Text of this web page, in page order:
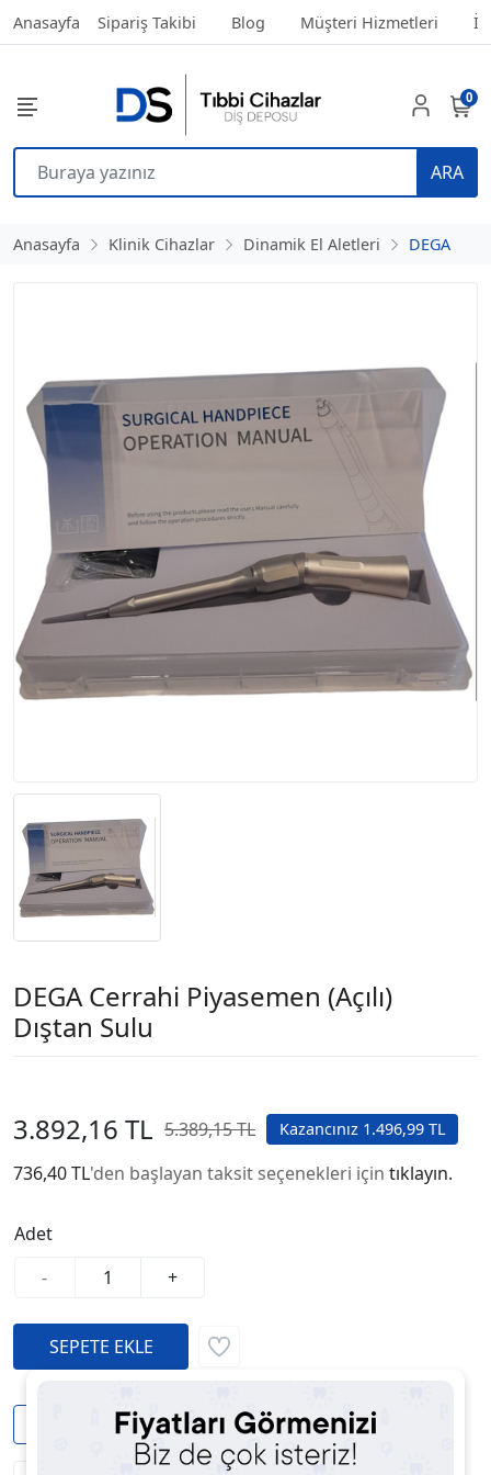
Anasayfa Sipariş Takibi Blog Müşteri Hizmetleri
ARA
0
Anasayfa Klinik Cihazlar Dinamik El Aletleri DEGA
DEGA Cerrahi Piyasemen (Açılı)
Dıştan Sulu
3.892,16 TL 5.389,15 TL Kazancınız 1.496,99 TL
736,40 TL'den başlayan taksit seçenekleri için tıklayın.
Adet
-
+
Kargo Bedava